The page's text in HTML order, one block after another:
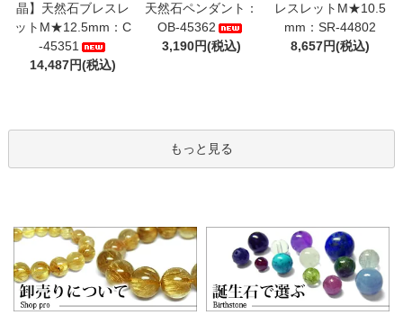
晶】天然石ブレスレ
ットM★12.5mm：C
-45351
14,487円(税込)
天然石ペンダント：
OB-45362
3,190円(税込)
レスレットM★10.5
mm：SR-44802
8,657円(税込)
もっと見る